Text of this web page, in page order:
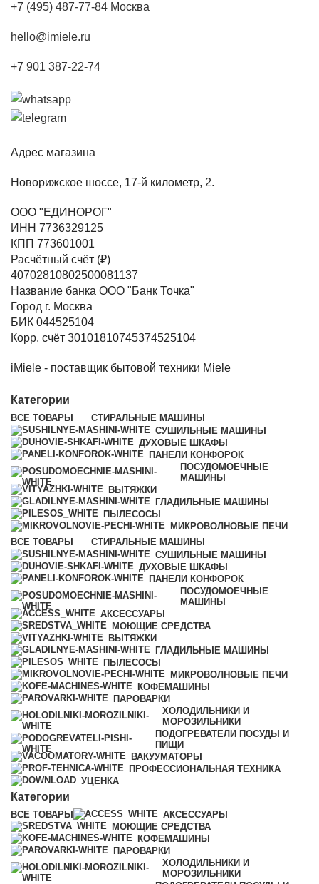
+7 (495) 487-77-84 Москва
hello@imiele.ru
+7 901 387-22-74
Адрес магазина
Новорижское шоссе, 17-й километр, 2.
ООО "ЕДИНОРОГ"
ИНН 7736329125
КПП 773601001
Расчётный счёт (₽)
40702810802500081137
Название банка ООО "Банк Точка"
Город г. Москва
БИК 044525104
Корр. счёт 30101810745374525104
iMiele - поставщик бытовой техники Miele
Категории
ВСЕ ТОВАРЫ
СТИРАЛЬНЫЕ МАШИНЫ
СУШИЛЬНЫЕ МАШИНЫ
ДУХОВЫЕ ШКАФЫ
ПАНЕЛИ КОНФОРОК
ПОСУДОМОЕЧНЫЕ
МАШИНЫ
ВЫТЯЖКИ
ГЛАДИЛЬНЫЕ МАШИНЫ
ПЫЛЕСОСЫ
МИКРОВОЛНОВЫЕ ПЕЧИ
ВСЕ ТОВАРЫ
СТИРАЛЬНЫЕ МАШИНЫ
СУШИЛЬНЫЕ МАШИНЫ
ДУХОВЫЕ ШКАФЫ
ПАНЕЛИ КОНФОРОК
ПОСУДОМОЕЧНЫЕ
МАШИНЫ
АКСЕССУАРЫ
МОЮЩИЕ СРЕДСТВА
ВЫТЯЖКИ
ГЛАДИЛЬНЫЕ МАШИНЫ
ПЫЛЕСОСЫ
МИКРОВОЛНОВЫЕ ПЕЧИ
КОФЕМАШИНЫ
ПАРОВАРКИ
ХОЛОДИЛЬНИКИ И
МОРОЗИЛЬНИКИ
ПОДОГРЕВАТЕЛИ ПОСУДЫ И
ПИЩИ
ВАКУУМАТОРЫ
ПРОФЕССИОНАЛЬНАЯ ТЕХНИКА
УЦЕНКА
Категории
ВСЕ ТОВАРЫ
АКСЕССУАРЫ
МОЮЩИЕ СРЕДСТВА
КОФЕМАШИНЫ
ПАРОВАРКИ
ХОЛОДИЛЬНИКИ И
МОРОЗИЛЬНИКИ